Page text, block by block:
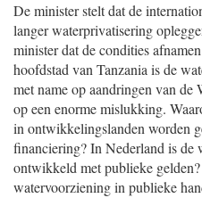
De minister stelt dat de
langer waterprivatisering
minister dat de condities
hoofdstad van Tanzania is de
met name op aandringen van de
op een enorme mislukking.
in ontwikkelingslanden worden
financiering? In Nederland is de
ontwikkeld met publieke
watervoorziening in publieke